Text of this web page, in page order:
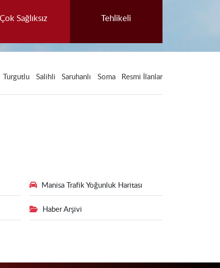
Çok Sağlıksız Tehlikeli
Turgutlu Salihli Saruhanlı Soma Resmi İlanlar
Manisa Trafik Yoğunluk Haritası
Haber Arşivi